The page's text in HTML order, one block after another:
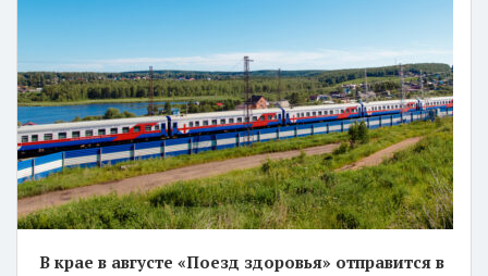
В крае в августе «Поезд здоровья» отправится в